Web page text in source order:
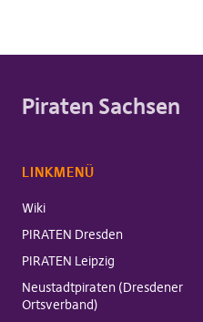
Piraten Sachsen
LINKMENÜ
Wiki
PIRATEN Dresden
PIRATEN Leipzig
Neustadtpiraten (Dresdener
Ortsverband)